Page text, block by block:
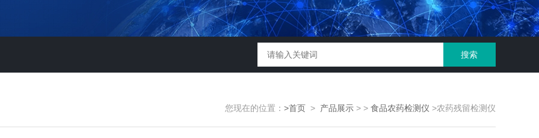
您现在的位置： >首页 > 产品展示 > > 食品农药检测仪 >农药残留检测仪